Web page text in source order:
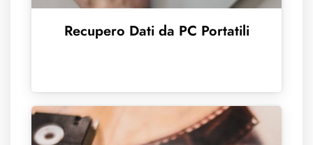
Recupero Dati da PC Portatili